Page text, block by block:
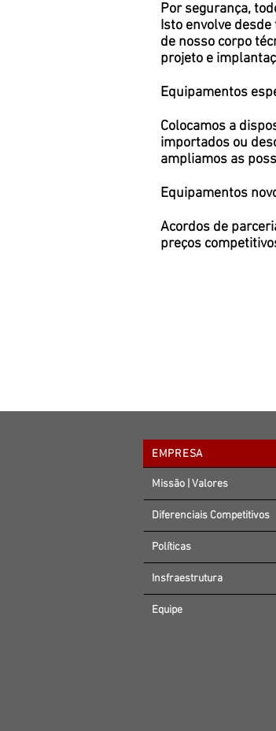
Por segurança,
Isto envolve
de nosso corpo
projeto e
Equipamentos
Colocamos a
importados ou
ampliamos as
Equipamentos
Acordos de
preços
EMPRESA
Missão | Valores
Diferenciais Competitivos
Políticas
Insfraestrutura
Equipe